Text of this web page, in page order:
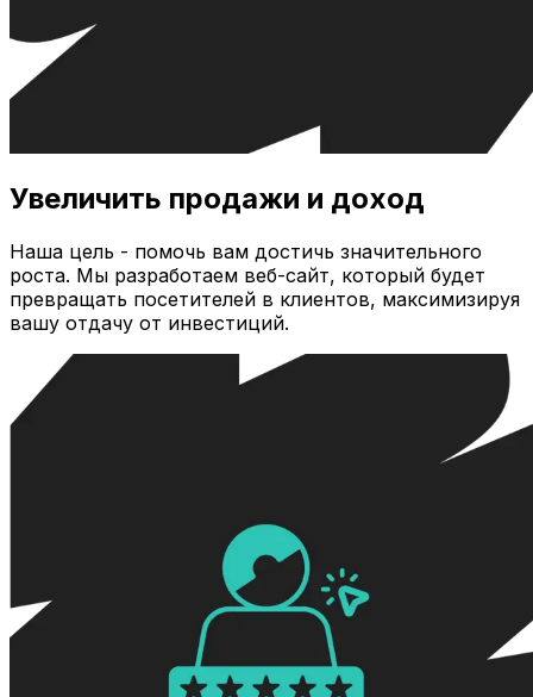
Увеличить продажи и доход
Наша цель - помочь вам достичь значительного
роста. Мы разработаем веб-сайт, который будет
превращать посетителей в клиентов, максимизируя
вашу отдачу от инвестиций.